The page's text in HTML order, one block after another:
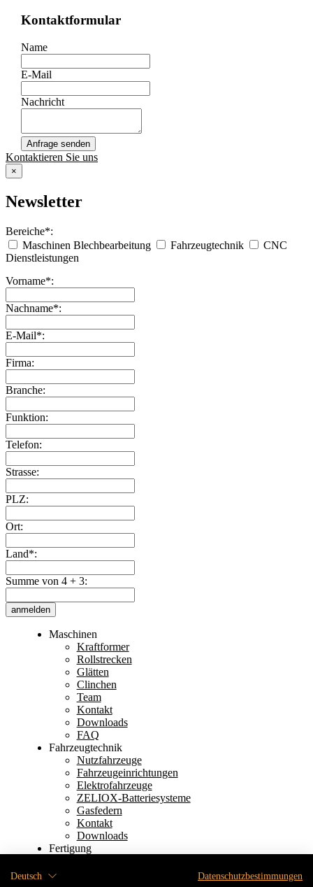
Kontaktformular
Name
E-Mail
Nachricht
Anfrage senden
Kontaktieren Sie uns
×
Newsletter
Bereiche*:
Maschinen Blechbearbeitung
Fahrzeugtechnik
CNC
Dienstleistungen
Vorname*:
Nachname*:
E-Mail*:
Firma:
Branche:
Funktion:
Telefon:
Strasse:
PLZ:
Ort:
Land*:
Summe von 4 + 3:
anmelden
Maschinen
Kraftformer
Rollstrecken
Glätten
Clinchen
Team
Kontakt
Downloads
FAQ
Fahrzeugtechnik
Nutzfahrzeuge
Fahrzeugeinrichtungen
Elektrofahrzeuge
ZELIOX-Batteriesysteme
Gasfedern
Kontakt
Downloads
Fertigung
Deutsch Datenschutzbestimmungen